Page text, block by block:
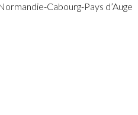
Cabourg-Pays d’Auge